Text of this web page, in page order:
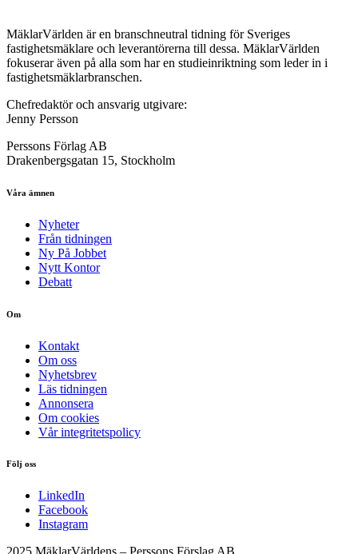
MäklarVärlden är en branschneutral tidning för Sveriges
fastighetsmäklare och leverantörerna till dessa. MäklarVärlden
fokuserar även på alla som har en studieinriktning som leder in i
fastighetsmäklarbranschen.
Chefredaktör och ansvarig utgivare:
Jenny Persson
Perssons Förlag AB
Drakenbergsgatan 15, Stockholm
Våra ämnen
Nyheter
Från tidningen
Ny På Jobbet
Nytt Kontor
Debatt
Om
Kontakt
Om oss
Nyhetsbrev
Läs tidningen
Annonsera
Om cookies
Vår integritetspolicy
Följ oss
LinkedIn
Facebook
Instagram